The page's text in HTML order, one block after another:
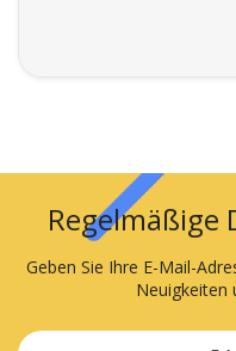
Regelmäßige
Geben Sie Ihre E-Mail-
Neuigkeiten